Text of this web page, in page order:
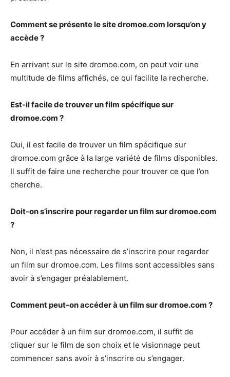
Comment se présente le site dromoe.com lorsqu’on y
accède ?
En arrivant sur le site dromoe.com, on peut voir une
multitude de films affichés, ce qui facilite la recherche.
Est-il facile de trouver un film spécifique sur
dromoe.com ?
Oui, il est facile de trouver un film spécifique sur
dromoe.com grâce à la large variété de films disponibles.
Il suffit de faire une recherche pour trouver ce que l’on
cherche.
Doit-on s’inscrire pour regarder un film sur dromoe.com
?
Non, il n’est pas nécessaire de s’inscrire pour regarder
un film sur dromoe.com. Les films sont accessibles sans
avoir à s’engager préalablement.
Comment peut-on accéder à un film sur dromoe.com ?
Pour accéder à un film sur dromoe.com, il suffit de
cliquer sur le film de son choix et le visionnage peut
commencer sans avoir à s’inscrire ou s’engager.